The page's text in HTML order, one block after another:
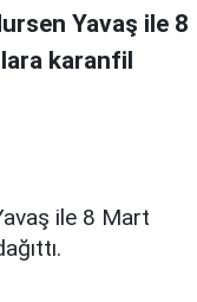
Yavaş ile 8
karanfil
ile 8 Mart